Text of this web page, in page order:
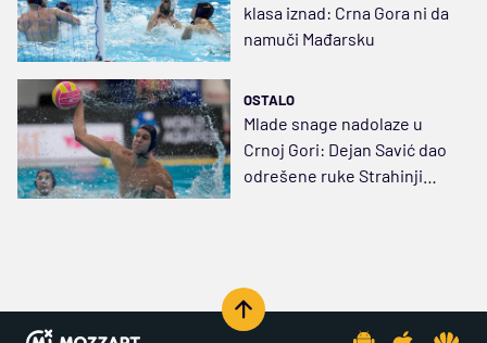
klasa iznad: Crna Gora ni da
namuči Mađarsku
OSTALO
Mlade snage nadolaze u
Crnoj Gori: Dejan Savić dao
odrešene ruke Strahinji